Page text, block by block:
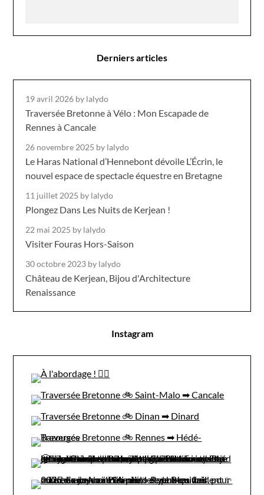
Derniers articles
19 avril 2026 by lalydo
Traversée Bretonne à Vélo : Mon Escapade de
Rennes à Cancale
26 novembre 2025 by lalydo
Le Haras National d’Hennebont dévoile L’Écrin, le
nouvel espace de spectacle équestre en Bretagne
11 juillet 2025 by lalydo
Plongez Dans Les Nuits de Kerjean !
22 mai 2025 by lalydo
Visiter Fouras Hors-Saison
30 octobre 2023 by lalydo
Château de Kerjean, Bijou d'Architecture
Renaissance
Instagram